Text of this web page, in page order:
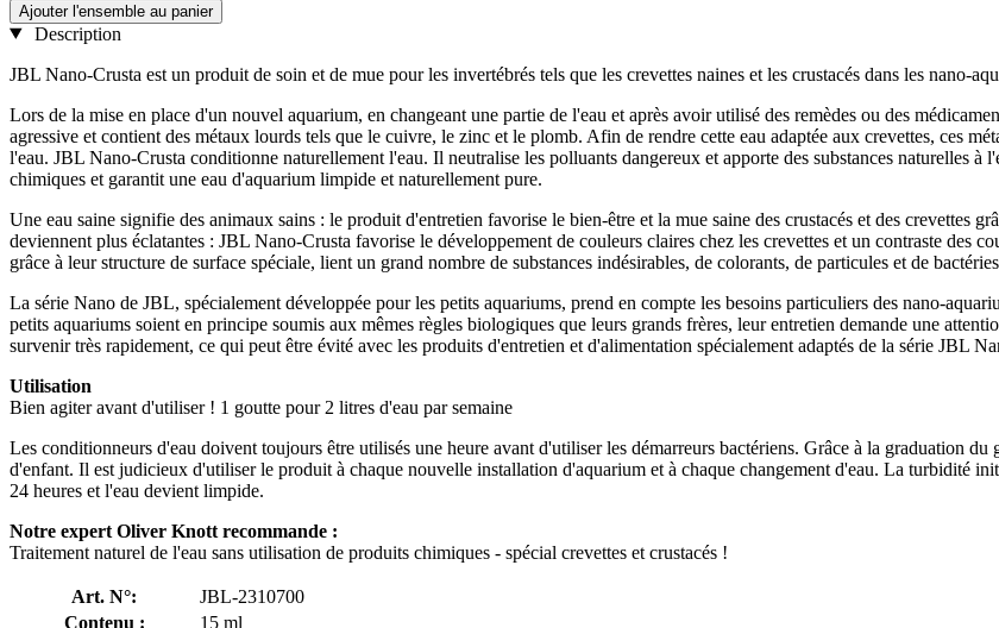
Ajouter l'ensemble au panier
Description
JBL Nano-Crusta est un produit de soin et de mue pour les invertébrés tels que les crevettes naines et les crustacés dans les nano-
Lors de la mise en place d'un nouvel aquarium, en changeant une partie de l'eau et après avoir utilisé des remèdes ou des
agressive et contient des métaux lourds tels que le cuivre, le zinc et le plomb. Afin de rendre cette eau adaptée aux crevettes, ces
l'eau. JBL Nano-Crusta conditionne naturellement l'eau. Il neutralise les polluants dangereux et apporte des substances naturelles
chimiques et garantit une eau d'aquarium limpide et naturellement pure.
Une eau saine signifie des animaux sains : le produit d'entretien favorise le bien-être et la mue saine des crustacés et des crevettes
deviennent plus éclatantes : JBL Nano-Crusta favorise le développement de couleurs claires chez les crevettes et un contraste des
grâce à leur structure de surface spéciale, lient un grand nombre de substances indésirables, de colorants, de particules et de
La série Nano de JBL, spécialement développée pour les petits aquariums, prend en compte les besoins particuliers des nano-
petits aquariums soient en principe soumis aux mêmes règles biologiques que leurs grands frères, leur entretien demande une
survenir très rapidement, ce qui peut être évité avec les produits d'entretien et d'alimentation spécialement adaptés de la série JBL
Utilisation
Bien agiter avant d'utiliser ! 1 goutte pour 2 litres d'eau par semaine
Les conditionneurs d'eau doivent toujours être utilisés une heure avant d'utiliser les démarreurs bactériens. Grâce à la graduation
d'enfant. Il est judicieux d'utiliser le produit à chaque nouvelle installation d'aquarium et à chaque changement d'eau. La turbidité
24 heures et l'eau devient limpide.
Notre expert Oliver Knott recommande :
Traitement naturel de l'eau sans utilisation de produits chimiques - spécial crevettes et crustacés !
Art. N°:
JBL-2310700
Contenu :
15 ml